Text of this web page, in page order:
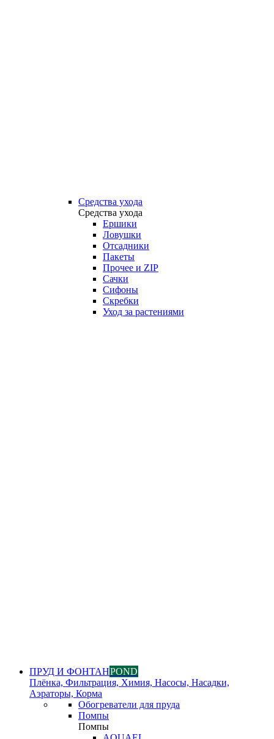
Средства ухода
Средства ухода
Ершики
Ловушки
Отсадники
Пакеты
Прочее и ZIP
Сачки
Сифоны
Скребки
Уход за растениями
ПРУД И ФОНТАНPOND
Плёнка, Фильтрация, Химия, Насосы, Насадки,
Аэраторы, Корма
Обогреватели для пруда
Помпы
Помпы